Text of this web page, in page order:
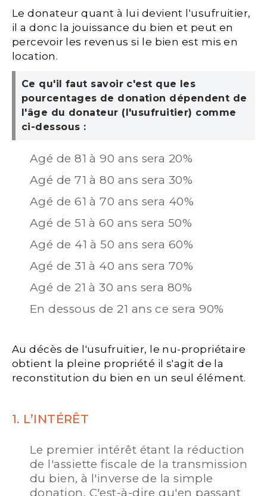
Le donateur quant à lui devient l'usufruitier,
il a donc la jouissance du bien et peut en
percevoir les revenus si le bien est mis en
location.
Ce qu'il faut savoir c'est que les
pourcentages de donation dépendent de
l'âge du donateur (l'usufruitier) comme
ci-dessous :
Agé de 81 à 90 ans sera 20%
Agé de 71 à 80 ans sera 30%
Agé de 61 à 70 ans sera 40%
Agé de 51 à 60 ans sera 50%
Agé de 41 à 50 ans sera 60%
Agé de 31 à 40 ans sera 70%
Agé de 21 à 30 ans sera 80%
En dessous de 21 ans ce sera 90%
Au décès de l'usufruitier, le nu-propriétaire
obtient la pleine propriété il s'agit de la
reconstitution du bien en un seul élément.
1. L’INTÉRÊT
Le premier intérêt étant la réduction
de l'assiette fiscale de la transmission
du bien, à l'inverse de la simple
donation. C'est-à-dire qu'en passant